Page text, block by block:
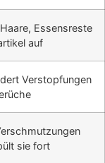
Essensreste
auf
Verstopfungen
sie fort